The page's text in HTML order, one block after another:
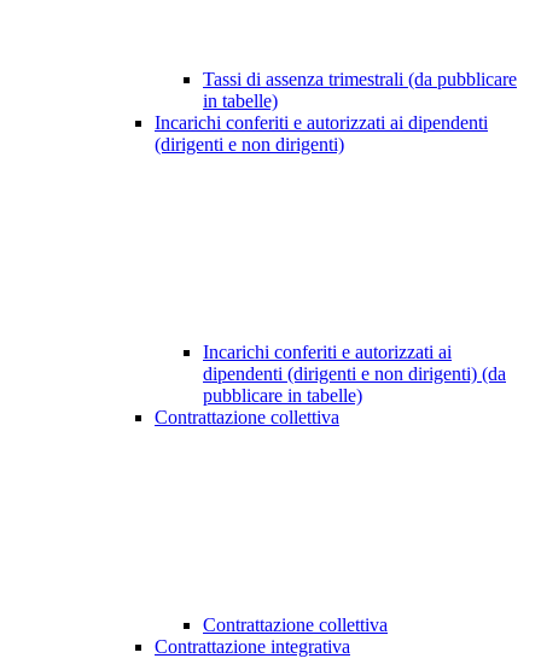
Tassi di assenza trimestrali (da pubblicare
in tabelle)
Incarichi conferiti e autorizzati ai dipendenti
(dirigenti e non dirigenti)
Incarichi conferiti e autorizzati ai
dipendenti (dirigenti e non dirigenti) (da
pubblicare in tabelle)
Contrattazione collettiva
Contrattazione collettiva
Contrattazione integrativa